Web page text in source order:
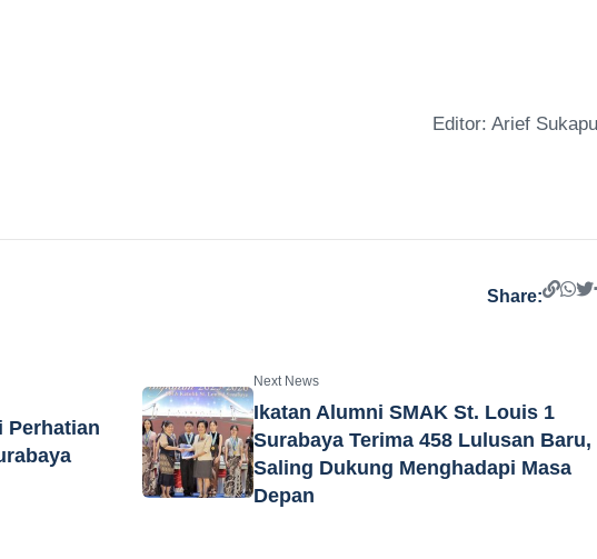
Editor: Arief
Share:
Perhatian
Next News
Ikatan Alumni SMAK St. Louis 1
Surabaya Terima 458 Lulusan Baru,
Saling Dukung Menghadapi Masa
Depan